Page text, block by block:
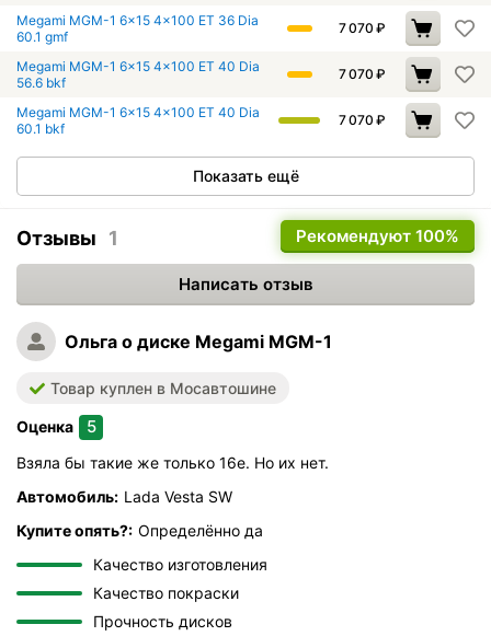
Megami MGM-1 6x15 4x100 ET 36 Dia
60.1 gmf
7 070 ₽
Megami MGM-1 6x15 4x100 ET 40 Dia
56.6 bkf
7 070 ₽
Megami MGM-1 6x15 4x100 ET 40 Dia
60.1 bkf
7 070 ₽
Показать ещё
Рекомендуют 100%
Отзывы 1
Написать отзыв
Ольга о диске Megami MGM-1
Товар куплен в Мосавтошине
Оценка 5
Взяла бы такие же только 16е. Но их нет.
Автомобиль: Lada Vesta SW
Купите опять?: Определённо да
Качество изготовления
Качество покраски
Прочность дисков